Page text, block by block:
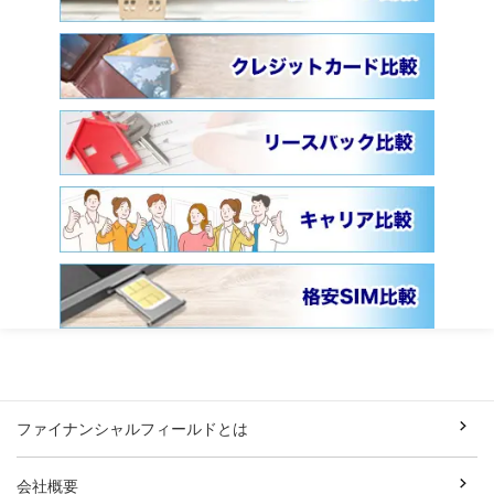
ファイナンシャルフィールドとは
会社概要